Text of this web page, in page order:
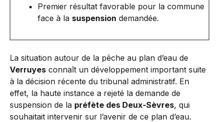
Premier résultat favorable pour la commune
face à la suspension demandée.
La situation autour de la pêche au plan d’eau de
Verruyes connaît un développement important suite
à la décision récente du tribunal administratif. En
effet, la haute instance a rejeté la demande de
suspension de la préfète des Deux-Sèvres, qui
souhaitait intervenir sur l’avenir de ce plan d’eau.